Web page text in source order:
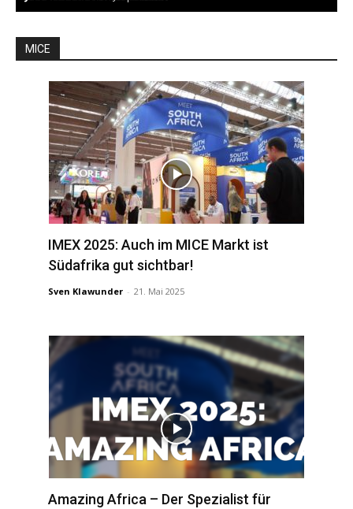
MICE
IMEX 2025: Auch im MICE Markt ist
Südafrika gut sichtbar!
Sven Klawunder - 21. Mai 2025
Amazing Africa – Der Spezialist für